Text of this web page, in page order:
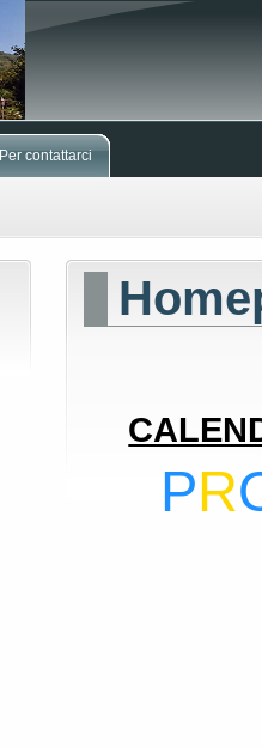
Per contattarci
PR